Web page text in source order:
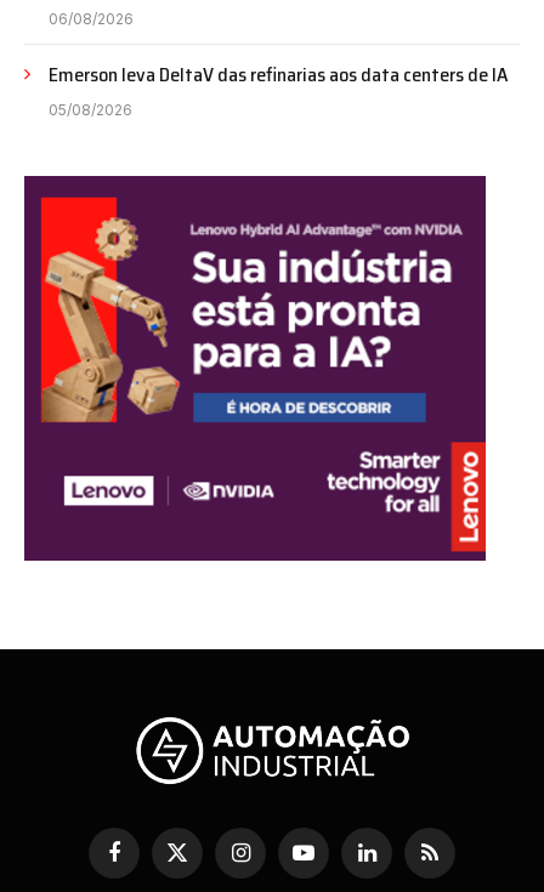
06/08/2026
Emerson leva DeltaV das refinarias aos data centers de IA
05/08/2026
Facebook
X
(Twitter)
InstagramYouTubeLinkedInRSS